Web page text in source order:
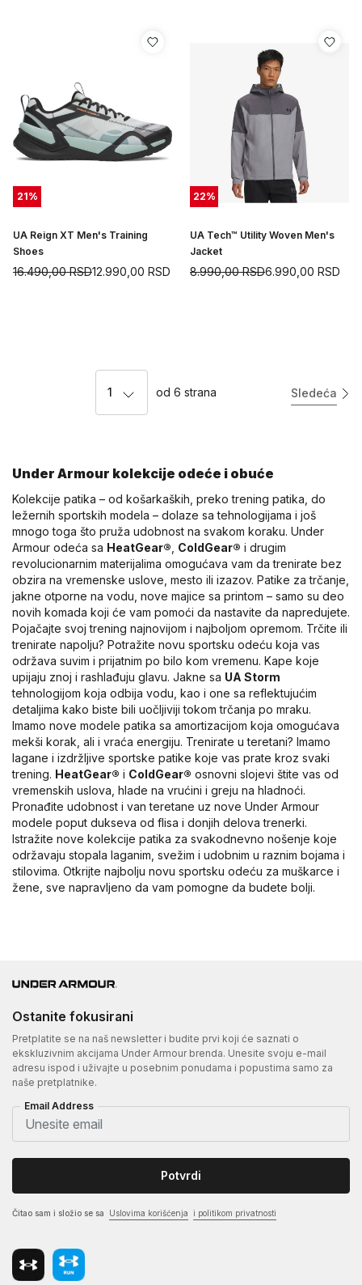
21%
UA Reign XT Men's Training
Shoes
12.990,00 RSD
16.490,00RSD
22%
UA Tech™ Utility Woven Men's
Jacket
6.990,00 RSD
8.990,00RSD
1 od 6 strana Sledeća
Under Armour kolekcije odeće i obuće
Kolekcije patika – od košarkaških, preko trening patika, do
ležernih sportskih modela – dolaze sa tehnologijama i još
mnogo toga što pruža udobnost na svakom koraku. Under
Armour odeća sa HeatGear® ColdGear® i drugim
revolucionarnim materijalima omogućava vam da trenirate bez
obzira na vremenske uslove, mesto ili izazov. Patike za trčanje,
jakne otporne na vodu, nove majice sa printom – samo su deo
novih komada koji će vam pomoći da nastavite da napredujete.
Pojačajte svoj trening najnovijom i najboljom opremom. Trčite ili
trenirate napolju? Potražite novu sportsku odeću koja vas
održava suvim i prijatnim po bilo kom vremenu. Kape koje
upijaju znoj i rashlađuju glavu. Jakne sa UA Storm
tehnologijom koja odbija vodu, kao i one sa reflektujućim
detaljima kako biste bili uočljiviji tokom trčanja po mraku.
Imamo nove modele patika sa amortizacijom koja omogućava
mekši korak, ali i vraća energiju. Trenirate u teretani? Imamo
lagane i izdržljive sportske patike koje vas prate kroz svaki
trening. HeatGear® i ColdGear® osnovni slojevi štite vas od
vremenskih uslova, hlade na vrućini i greju na hladnoći.
Pronađite udobnost i van teretane uz nove Under Armour
modele poput dukseva od flisa i donjih delova trenerki.
Istražite nove kolekcije patika za svakodnevno nošenje koje
održavaju stopala laganim, svežim i udobnim u raznim bojama i
stilovima. Otkrijte najbolju novu sportsku odeću za muškarce i
žene, sve napravljeno da vam pomogne da budete bolji.
Ostanite fokusirani
Pretplatite se na naš newsletter i budite prvi koji će saznati o
ekskluzivnim akcijama Under Armour brenda. Unesite svoju e-mail
adresu ispod i uživajte u posebnim ponudama i popustima samo za
naše pretplatnike.
Email Address
Potvrdi
Čitao sam i složio se sa Uslovima korišćenja i politikom privatnosti